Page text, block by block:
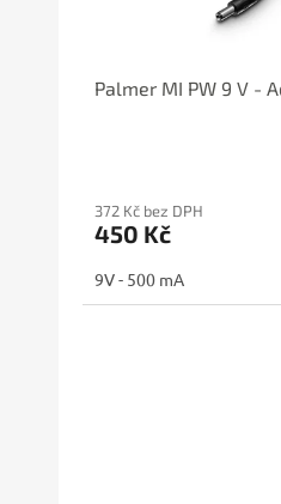
Palmer MI PW 9 V -
372 Kč bez DPH
450 Kč
9V - 500 mA